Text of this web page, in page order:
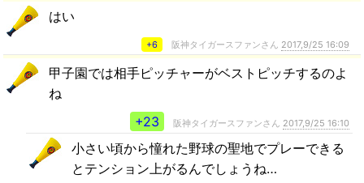
はい
+6 阪神タイガースファンさん 2017,9/25 16:09
甲子園では相手ピッチャーがベストピッチするのよ
ね
+23
阪神タイガースファンさん 2017,9/25 16:10
小さい頃から憧れた野球の聖地でプレーできる
とテンション上がるんでしょうね…